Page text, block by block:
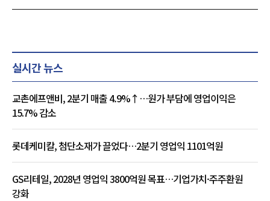
실시간 뉴스
교촌에프앤비, 2분기 매출 4.9%↑…원가 부담에 영업이익은
15.7% 감소
롯데케미칼, 첨단소재가 끌었다…2분기 영업익 1101억원
GS리테일, 2028년 영업익 3800억원 목표…기업가치·주주환원
강화